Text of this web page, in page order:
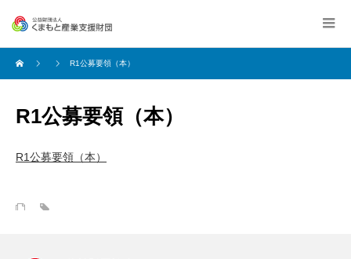
R1公募要領（本）
R1公募要領（本）
R1公募要領（本）